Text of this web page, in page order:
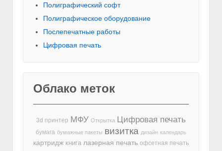
Полиграфический софт
Полиграфическое оборудование
Послепечатные работы
Цифровая печать
Облако меток
3d принтер МФУ Открытка Цифровая печать
бумага бумажные пакеты визитка дизайн календарь
картридж книга лазерная печать офсетная печать